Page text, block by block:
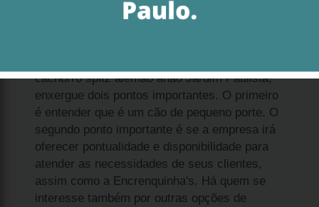
cachorro spitz alemão anão Jardim Paulista,
enxergue dois pontos importantes. O primeiro
é entender que é um cão de pequeno porte. O
segundo ponto importante é se a empresa irá
oferecer pontualidade e disponibilidade para
atender as necessidades de seus clientes,
assim como a Encrenquinha's. Há quem se
interesse também por outras opções de